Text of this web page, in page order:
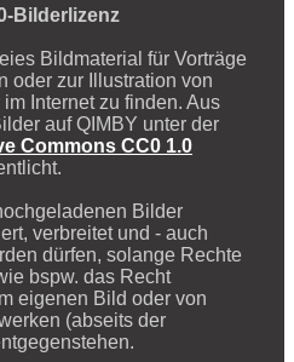
Bilderlizenz
Bildmaterial für Vorträge
oder zur Illustration von
Internet zu finden. Aus
auf QIMBY unter der
Commons CC0 1.0
Bilder
verbreitet und - auch
dürfen, solange Rechte
bspw. das Recht
eigenen Bild oder von
(abseits der